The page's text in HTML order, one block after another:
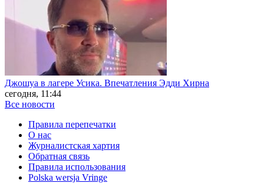
Джошуа в лагере Усика. Впечатления Эдди Хирна
сегодня, 11:44
Все новости
Правила перепечатки
О нас
Журналистская хартия
Обратная связь
Правила использования
Polska wersja Vringe